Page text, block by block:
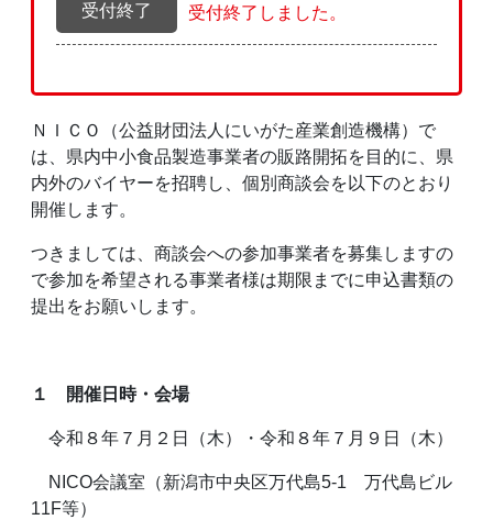
受付終了 受付終了しました。
ＮＩＣＯ（公益財団法人にいがた産業創造機構）で
は、県内中小食品製造事業者の販路開拓を目的に、県
内外のバイヤーを招聘し、個別商談会を以下のとおり
開催します。
つきましては、商談会への参加事業者を募集しますの
で参加を希望される事業者様は期限までに申込書類の
提出をお願いします。
１ 開催日時・会場
令和８年７月２日（木）・令和８年７月９日（木）
NICO会議室（新潟市中央区万代島5-1 万代島ビル
11F等）